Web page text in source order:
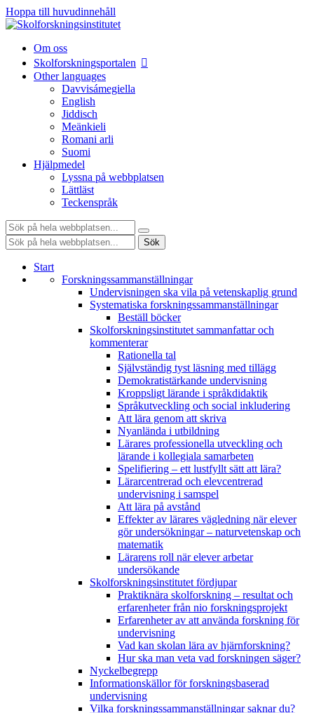
Hoppa till huvudinnehåll
Om oss
Skolforskningsportalen
Other languages
Davvisámegiella
English
Jiddisch
Meänkieli
Romani arli
Suomi
Hjälpmedel
Lyssna på webbplatsen
Lättläst
Teckenspråk
Sök:
Sök:
Sök
Start
Forskningssammanställningar
Undervisningen ska vila på vetenskaplig grund
Systematiska forskningssammanställningar
Beställ böcker
Skolforskningsinstitutet sammanfattar och
kommenterar
Rationella tal
Självständig tyst läsning med tillägg
Demokratistärkande undervisning
Kroppsligt lärande i språkdidaktik
Språkutveckling och social inkludering
Att lära genom att skriva
Nyanlända i utbildning
Lärares professionella utveckling och
lärande i kollegiala samarbeten
Spelifiering – ett lustfyllt sätt att lära?
Lärarcentrerad och elevcentrerad
undervisning i samspel
Att lära på avstånd
Effekter av lärares vägledning när elever
gör undersökningar – naturvetenskap och
matematik
Lärarens roll när elever arbetar
undersökande
Skolforskningsinstitutet fördjupar
Praktiknära skolforskning – resultat och
erfarenheter från nio forskningsprojekt
Erfarenheter av att använda forskning för
undervisning
Vad kan skolan lära av hjärnforskning?
Hur ska man veta vad forskningen säger?
Nyckelbegrepp
Informationskällor för forskningsbaserad
undervisning
Vilka forskningssammanställningar saknar du?